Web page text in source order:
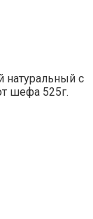
натуральный с
шефа 525г.